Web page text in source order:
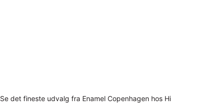
Se det fineste udvalg fra Enamel Copenhagen hos Hi